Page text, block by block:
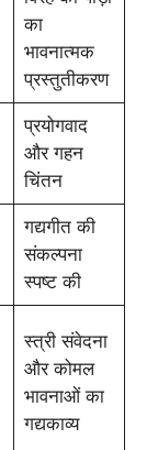
का
भावनात्मक
प्रस्तुतीकरण
प्रयोगवाद
और गहन
चिंतन
गद्यगीत की
संकल्पना
स्पष्ट की
स्त्री संवेदना
और कोमल
भावनाओं का
गद्यकाव्य